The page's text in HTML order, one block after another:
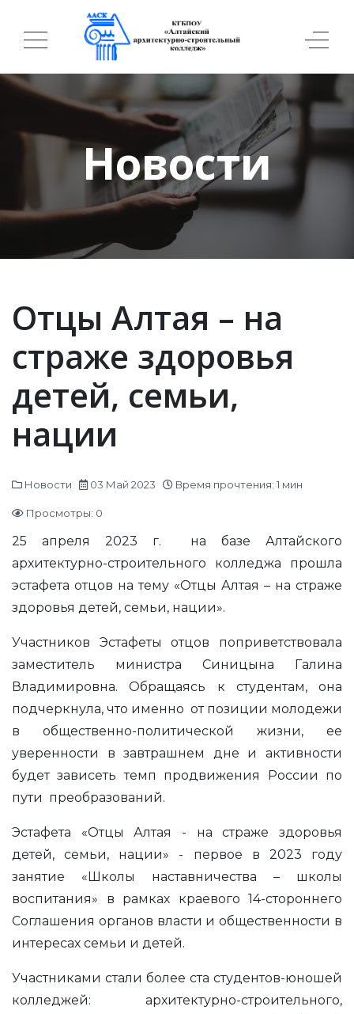
Новости
Отцы Алтая – на
страже здоровья
детей, семьи,
нации
Новости 03 Май 2023 Время прочтения: 1 мин
Просмотры: 0
25 апреля 2023 г. на базе Алтайского
архитектурно-строительного колледжа прошла
эстафета отцов на тему «Отцы Алтая – на страже
здоровья детей, семьи, нации».
Участников Эстафеты отцов поприветствовала
заместитель министра Синицына Галина
Владимировна. Обращаясь к студентам, она
подчеркнула, что именно от позиции молодежи
в общественно-политической жизни, ее
уверенности в завтрашнем дне и активности
будет зависеть темп продвижения России по
пути преобразований.
Эстафета «Отцы Алтая - на страже здоровья
детей, семьи, нации» - первое в 2023 году
занятие «Школы наставничества – школы
воспитания» в рамках краевого 14-стороннего
Соглашения органов власти и общественности в
интересах семьи и детей.
Участниками стали более ста студентов-юношей
колледжей: архитектурно-строительного,